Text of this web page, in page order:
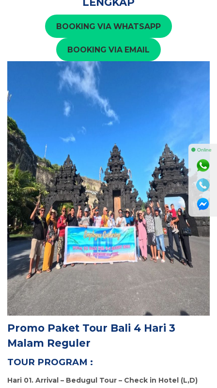
BOOKING VIA WHATSAPP
BOOKING VIA EMAIL
Promo Paket Tour Bali 4 Hari 3
Malam Reguler
TOUR PROGRAM :
Hari 01. Arrival – Bedugul Tour – Check in Hotel (L,D)
⚫ Online